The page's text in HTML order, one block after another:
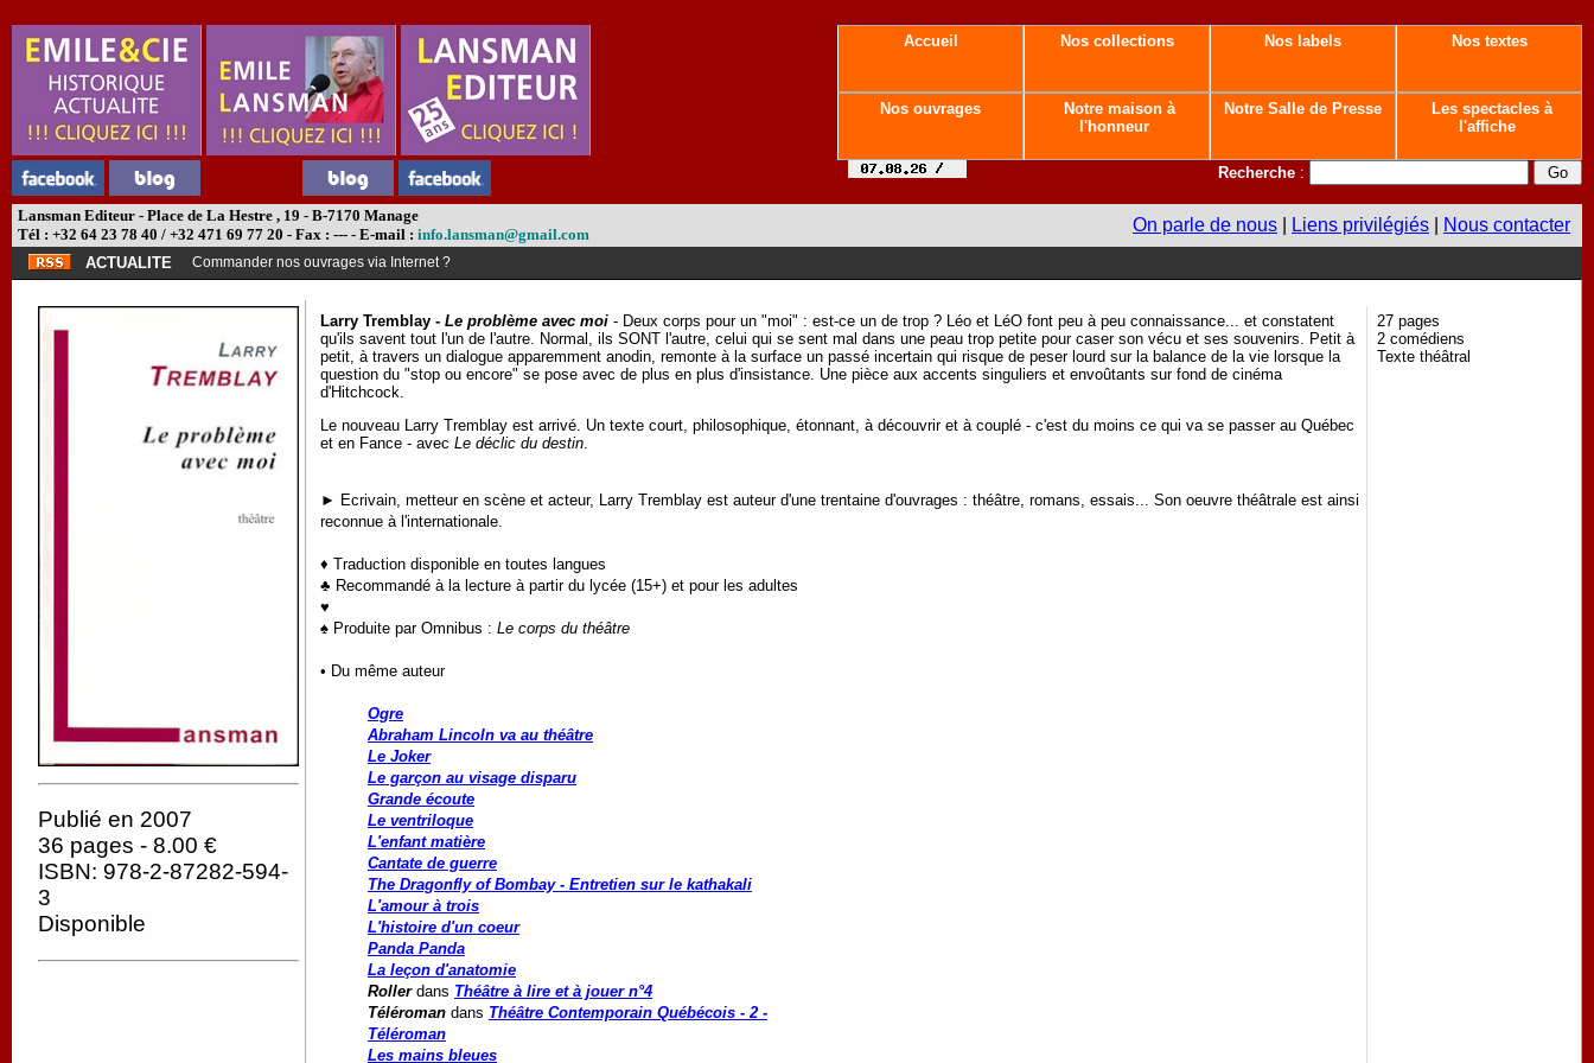
Accueil Nos collections Nos labels Nos textes
Nos ouvrages
Notre maison à
l'honneur
Notre Salle de Presse
Les spectacles à
l'affiche
Recherche :
Lansman Editeur - Place de La Hestre , 19 - B-7170 Manage
Tél : +32 64 23 78 40 / +32 471 69 77 20 - Fax : --- - E-mail : info.lansman@gmail.com On parle de nous Liens privilégiés Nous contacter
ACTUALITE Commander nos ouvrages via Internet ?
Publié en 2007
36 pages - 8.00 €
ISBN: 978-2-87282-594-
3
Disponible
Larry Tremblay - Le problème avec moi - Deux corps pour un "moi" : est-ce un de trop ? Léo et LéO font peu à peu connaissance... et constatent
qu'ils savent tout l'un de l'autre. Normal, ils SONT l'autre, celui qui se sent mal dans une peau trop petite pour caser son vécu et ses souvenirs. Petit à
petit, à travers un dialogue apparemment anodin, remonte à la surface un passé incertain qui risque de peser lourd sur la balance de la vie lorsque la
question du "stop ou encore" se pose avec de plus en plus d'insistance. Une pièce aux accents singuliers et envoûtants sur fond de cinéma
d'Hitchcock.
Le nouveau Larry Tremblay est arrivé. Un texte court, philosophique, étonnant, à découvrir et à couplé - c'est du moins ce qui va se passer au Québec
et en Fance - avec Le déclic du destin.
► Ecrivain, metteur en scène et acteur, Larry Tremblay est auteur d'une trentaine d'ouvrages : théâtre, romans, essais... Son oeuvre théâtrale est ainsi
reconnue à l'internationale.
♦ Traduction disponible en toutes langues
♣ Recommandé à la lecture à partir du lycée (15+) et pour les adultes
♥
♠ Produite par Omnibus : Le corps du théâtre
• Du même auteur
Ogre
Abraham Lincoln va au théâtre
Le Joker
Le garçon au visage disparu
Grande écoute
Le ventriloque
L'enfant matière
Cantate de guerre
The Dragonfly of Bombay - Entretien sur le kathakali
L'amour à trois
L'histoire d'un coeur
Panda Panda
La leçon d'anatomie
Rollerdans Théâtre à lire et à jouer n°4
Téléroman dans Théâtre Contemporain Québécois - 2 -
Téléroman
Les mains bleues
27 pages
2 comédiens
Texte théâtral